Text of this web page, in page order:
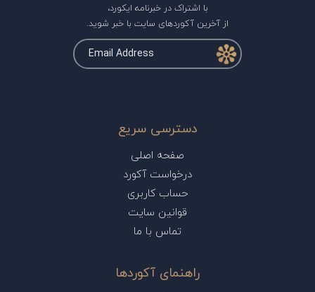
با اشتراک در خبرنامه ایکورد،
از آخرین آکوردهای سایت با خبر شوید.
دسترسی سریع
صفحه اصلی
درخواست آکورد
حساب کاربری
قوانین سایت
تماس با ما
راهنمای آکوردها